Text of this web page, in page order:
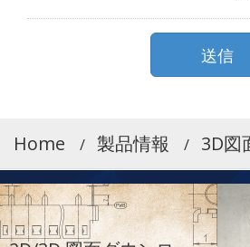
Home 製品情報 3D図